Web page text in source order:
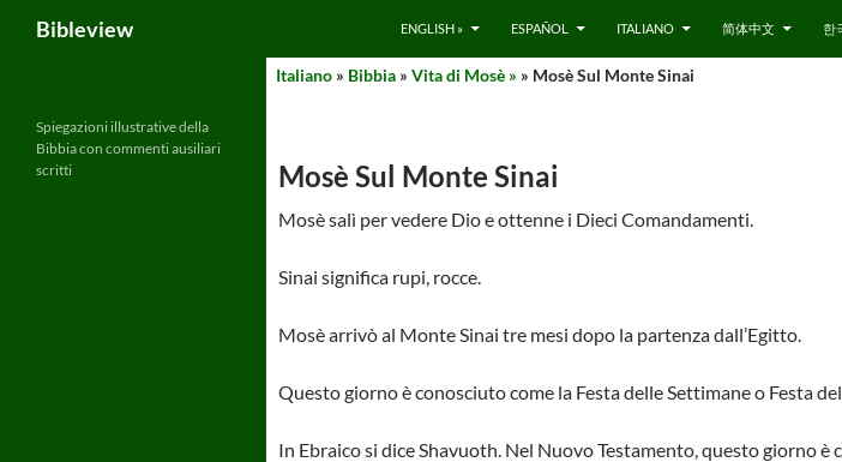
content
Bibleview ENGLISH » ESPAÑOL ITALIANO 简体中文 한
Italiano » Bibbia » Vita di Mosè » » Mosè Sul Monte Sinai
Mosè Sul Monte Sinai
Mosè salì per vedere Dio e ottenne i Dieci Comandamenti.
Sinai significa rupi, rocce.
Mosè arrivò al Monte Sinai tre mesi dopo la partenza dall’Egitto.
Questo giorno è conosciuto come la Festa delle Settimane o Festa
In Ebraico si dice Shavuoth. Nel Nuovo Testamento, questo giorno è
Spiegazioni illustrative della
Bibbia con commenti ausiliari
scritti